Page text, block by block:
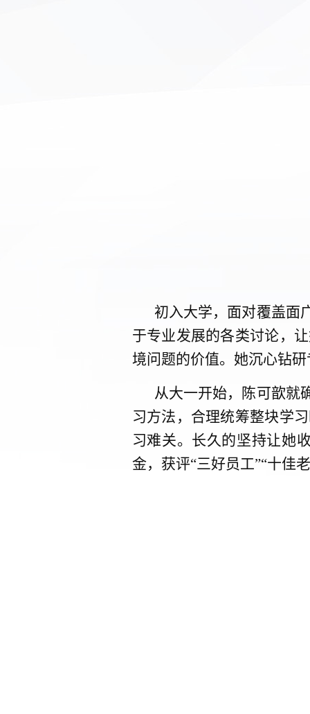
初入大学，面对覆盖面
于专业发展的各类讨论，
境问题的价值。她沉心钻
从大一开始，陈可歆就
习方法，合理统筹整块学
习难关。长久的坚持让她
金，获评“三好员工”“十佳